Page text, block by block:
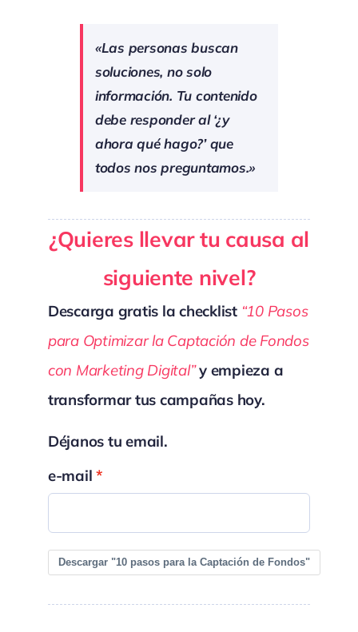
«Las personas buscan
soluciones, no solo
información. Tu contenido
debe responder al ‘¿y
ahora qué hago?’ que
todos nos preguntamos.»
¿Quieres llevar tu causa al
siguiente nivel?
Descarga gratis la checklist “10 Pasos
para Optimizar la Captación de Fondos
con Marketing Digital”y empieza a
transformar tus campañas hoy.
Déjanos tu email.
e-mail
Descargar "10 pasos para la Captación de Fondos"